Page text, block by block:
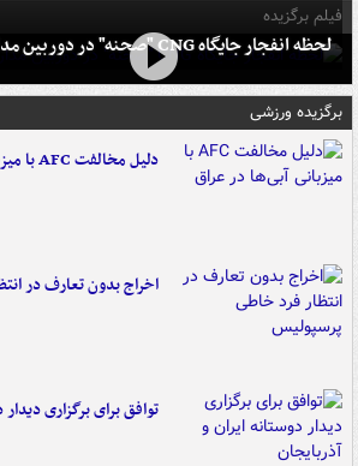
فیلم برگزیده
لحظه انفجار جایگاه CNG "صحنه" در دوربین مداربسته
برگزیده ورزشی
دلیل مخالفت AFC با میزبانی آبی‌ها در عراق
اخراج بدون تعارف در
توافق برای برگزاری